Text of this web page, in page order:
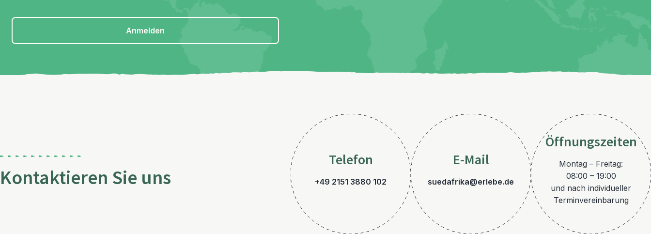
Anmelden
Kontaktieren Sie uns
Telefon
+49 2151 3880 102
E-Mail
suedafrika@erlebe.de
Öffnungszeiten
Montag – Freitag:
08:00 – 19:00
und nach individueller
Terminvereinbarung